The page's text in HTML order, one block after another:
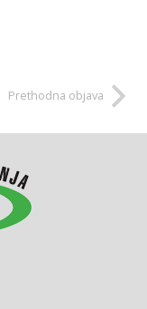
Prethodna objava